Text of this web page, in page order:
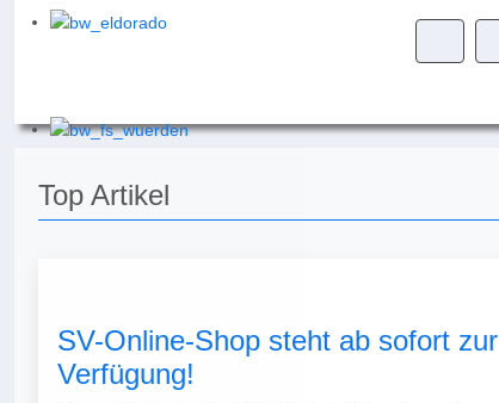
Top Artikel
SV-Online-Shop steht ab sofort zur
Verfügung!